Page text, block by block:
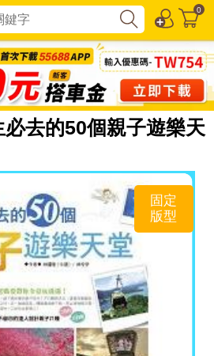
0
必去的50個親子遊樂天
固定
版型